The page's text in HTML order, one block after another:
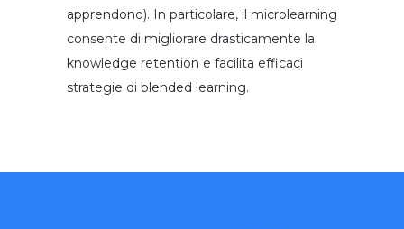
apprendono). In particolare, il microlearning
consente di migliorare drasticamente la
knowledge retention e facilita efficaci
strategie di blended learning.